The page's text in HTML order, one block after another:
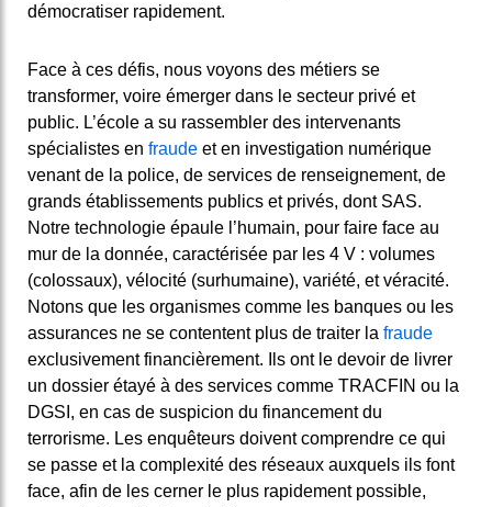
démocratiser rapidement.
Face à ces défis, nous voyons des métiers se
transformer, voire émerger dans le secteur privé et
public. L’école a su rassembler des intervenants
spécialistes en fraude et en investigation numérique
venant de la police, de services de renseignement, de
grands établissements publics et privés, dont SAS.
Notre technologie épaule l’humain, pour faire face au
mur de la donnée, caractérisée par les 4 V : volumes
(colossaux), vélocité (surhumaine), variété, et véracité.
Notons que les organismes comme les banques ou les
assurances ne se contentent plus de traiter la fraude
exclusivement financièrement. Ils ont le devoir de livrer
un dossier étayé à des services comme TRACFIN ou la
DGSI, en cas de suspicion du financement du
terrorisme. Les enquêteurs doivent comprendre ce qui
se passe et la complexité des réseaux auxquels ils font
face, afin de les cerner le plus rapidement possible,